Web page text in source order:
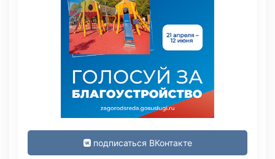
подписаться ВКонтакте